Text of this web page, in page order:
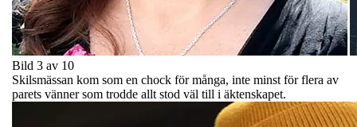
Bild 3 av 10
Skilsmässan kom som en chock för många, inte minst för flera av
parets vänner som trodde allt stod väl till i äktenskapet.